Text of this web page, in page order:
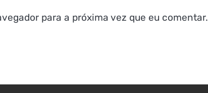
para a próxima vez que eu comentar.